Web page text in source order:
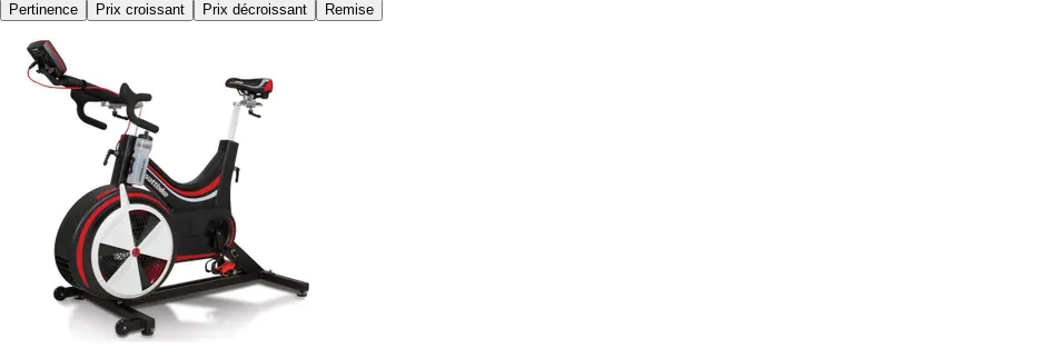
Pertinence
Prix croissant Prix décroissant Remise